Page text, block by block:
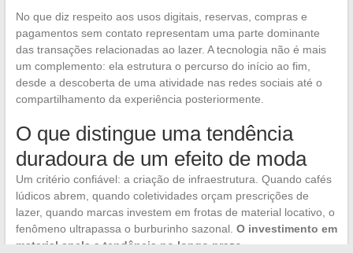
No que diz respeito aos usos digitais, reservas, compras e
pagamentos sem contato representam uma parte dominante
das transações relacionadas ao lazer. A tecnologia não é mais
um complemento: ela estrutura o percurso do início ao fim,
desde a descoberta de uma atividade nas redes sociais até o
compartilhamento da experiência posteriormente.
O que distingue uma tendência
duradoura de um efeito de moda
Um critério confiável: a criação de infraestrutura. Quando cafés
lúdicos abrem, quando coletividades orçam prescrições de
lazer, quando marcas investem em frotas de material locativo, o
fenômeno ultrapassa o burburinho sazonal. O investimento em
material ancla a tendência no longo prazo.